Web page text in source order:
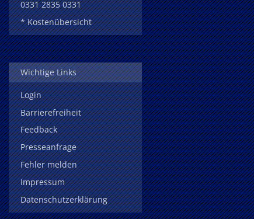
0331 2835 0331
* Kostenübersicht
Wichtige Links
Login
Barrierefreiheit
Feedback
Presseanfrage
Fehler melden
Impressum
Datenschutzerklärung